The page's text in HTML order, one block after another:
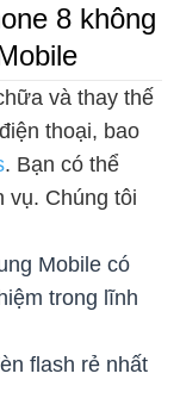
8 không
và thay thế
thoại, bao
. Bạn có thể
vụ. Chúng tôi
Mobile có
trong lĩnh
flash rẻ nhất